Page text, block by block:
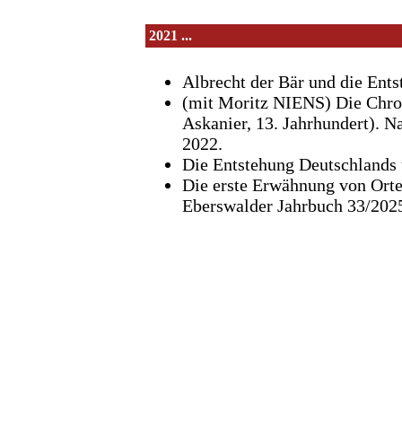
2021 ...
Albrecht der Bär und die
(mit Moritz NIENS) Die
Askanier, 13. Jahrhundert).
2022.
Die Entstehung
Die erste Erwähnung von
Eberswalder Jahrbuch 33/